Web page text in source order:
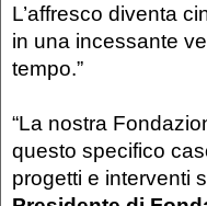
L’affresco diventa
in una incessante
tempo.”
“La nostra
questo specifico
progetti e interventi